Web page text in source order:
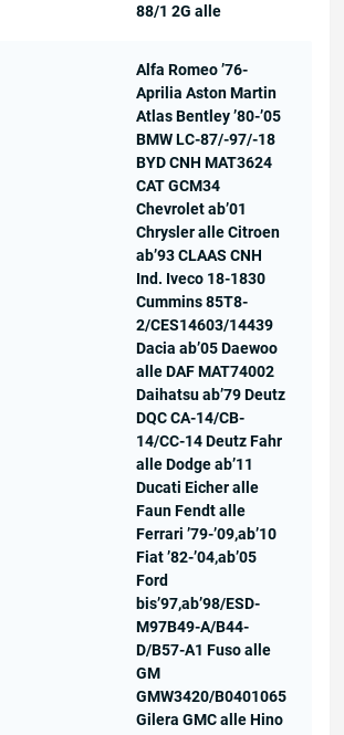
88/1 2G alle
Alfa Romeo ’76-
Aprilia Aston Martin
Atlas Bentley ’80-’05
BMW LC-87/-97/-18
BYD CNH MAT3624
CAT GCM34
Chevrolet ab’01
Chrysler alle Citroen
ab’93 CLAAS CNH
Ind. Iveco 18-1830
Cummins 85T8-
2/CES14603/14439
Dacia ab’05 Daewoo
alle DAF MAT74002
Daihatsu ab’79 Deutz
DQC CA-14/CB-
14/CC-14 Deutz Fahr
alle Dodge ab’11
Ducati Eicher alle
Faun Fendt alle
Ferrari ’79-’09,ab’10
Fiat ’82-’04,ab’05
Ford
bis’97,ab’98/ESD-
M97B49-A/B44-
D/B57-A1 Fuso alle
GM
GMW3420/B0401065
Gilera GMC alle Hino